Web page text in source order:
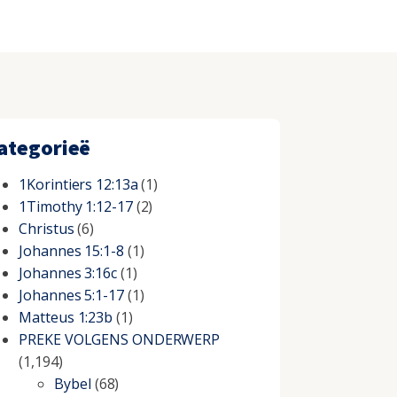
1Korintiers 12:13a(1)
1Timothy 1:12-17(2)
Christus(6)
Johannes 15:1-8 (1)
Johannes 3:16c(1)
Johannes 5:1-17(1)
Matteus 1:23b (1)
PREKE VOLGENS ONDERWERP
(1,194)
Bybel (68)